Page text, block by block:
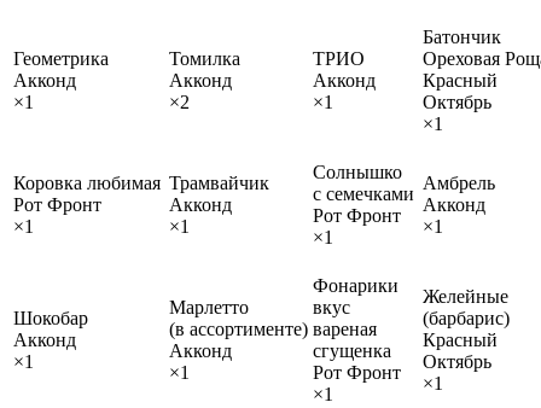
Геометрика
Акконд
×1
Томилка
Акконд
×2
ТРИО
Акконд
×1
Батончик
Ореховая
Красный
Октябрь
×1
Коровка любимая
Рот Фронт
×1
Трамвайчик
Акконд
×1
Солнышко
с семечками
Рот Фронт
×1
Амбрель
Акконд
×1
Шокобар
Акконд
×1
Марлетто
(в ассортименте)
Акконд
×1
Фонарики
вкус
вареная
сгущенка
Рот Фронт
×1
Желейные
(барбарис)
Красный
Октябрь
×1